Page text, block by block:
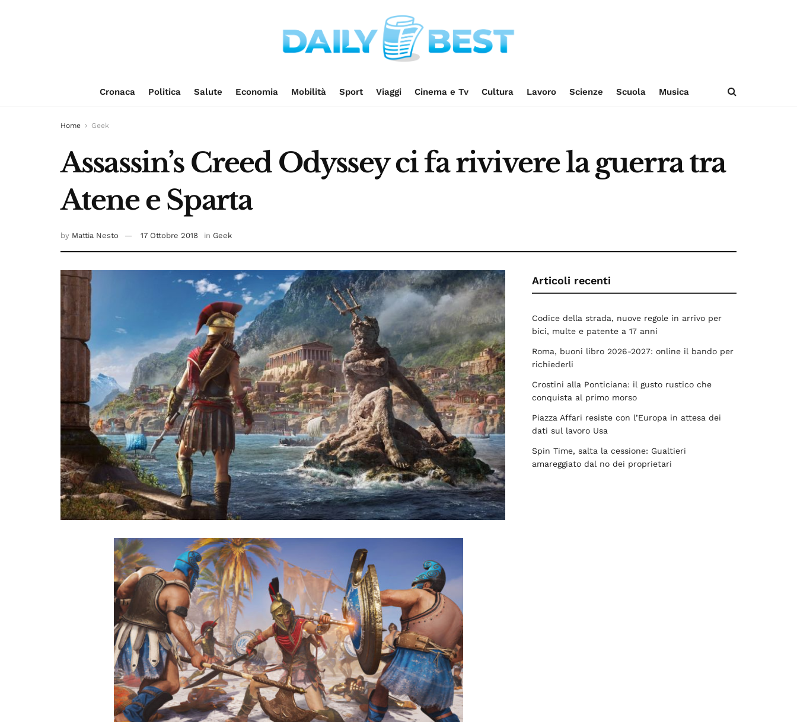
Cronaca Politica Salute Economia Mobilità Sport Viaggi Cinema e Tv Cultura Lavoro Scienze Scuola Musica
Home Geek
Assassin’s Creed Odyssey ci fa rivivere la guerra tra
Atene e Sparta
by Mattia Nesto 17 Ottobre 2018 in Geek
Articoli recenti
Codice della strada, nuove regole in arrivo per
bici, multe e patente a 17 anni
Roma, buoni libro 2026-2027: online il bando per
richiederli
Crostini alla Ponticiana: il gusto rustico che
conquista al primo morso
Piazza Affari resiste con l’Europa in attesa dei
dati sul lavoro Usa
Spin Time, salta la cessione: Gualtieri
amareggiato dal no dei proprietari